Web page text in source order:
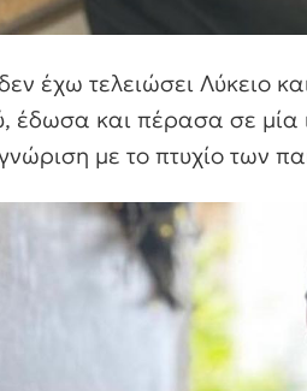
έχω τελειώσει Λύκειο
έδωσα και πέρασα σε μία
με το πτυχίο των